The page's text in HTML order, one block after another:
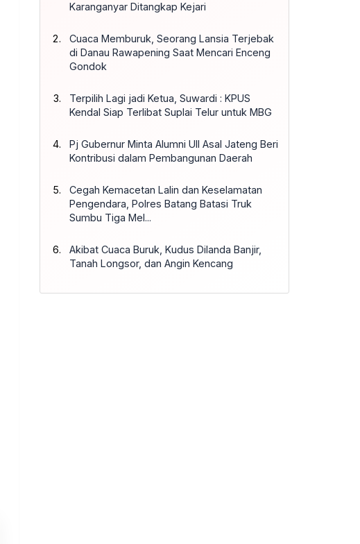
Karanganyar Ditangkap Kejari
Cuaca Memburuk, Seorang Lansia Terjebak
di Danau Rawapening Saat Mencari Enceng
Gondok
Terpilih Lagi jadi Ketua, Suwardi : KPUS
Kendal Siap Terlibat Suplai Telur untuk MBG
Pj Gubernur Minta Alumni UII Asal Jateng Beri
Kontribusi dalam Pembangunan Daerah
Cegah Kemacetan Lalin dan Keselamatan
Pengendara, Polres Batang Batasi Truk
Sumbu Tiga Mel...
Akibat Cuaca Buruk, Kudus Dilanda Banjir,
Tanah Longsor, dan Angin Kencang